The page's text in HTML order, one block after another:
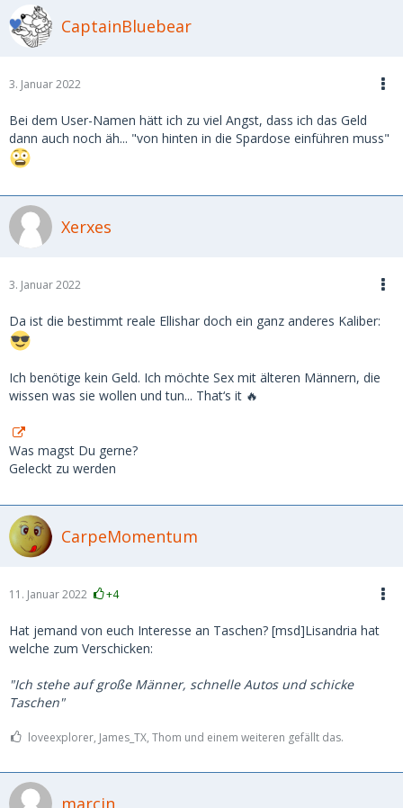
CaptainBluebear
3. Januar 2022
Bei dem User-Namen hätt ich zu viel Angst, dass ich das Geld
dann auch noch äh... "von hinten in die Spardose einführen muss"
Xerxes
3. Januar 2022
Da ist die bestimmt reale Ellishar doch ein ganz anderes Kaliber:
Ich benötige kein Geld. Ich möchte Sex mit älteren Männern, die
wissen was sie wollen und tun... That‘s it 🔥
Was magst Du gerne?
Geleckt zu werden
CarpeMomentum
11. Januar 2022 +4
Hat jemand von euch Interesse an Taschen? [msd]Lisandria hat
welche zum Verschicken:
"Ich stehe auf große Männer, schnelle Autos und schicke
Taschen"
loveexplorer, James_TX, Thom und einem weiteren gefällt das.
marcin